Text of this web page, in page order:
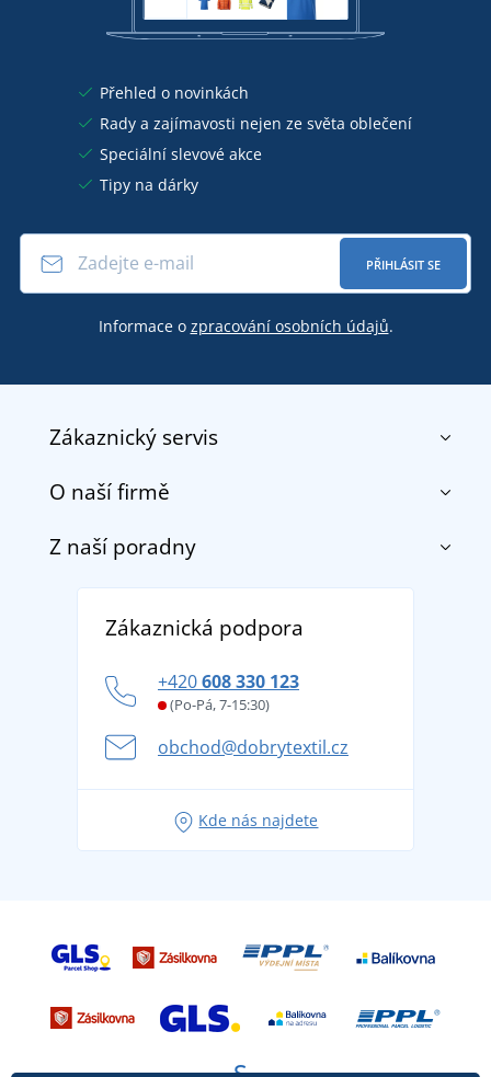
Přehled o novinkách
Rady a zajímavosti nejen ze světa oblečení
Speciální slevové akce
Tipy na dárky
PŘIHLÁSIT SE
Informace o zpracování osobních údajů.
Zákaznický servis
Kontakt
Doprava a platba
Vrácení zboží a reklamace
Potisk a výšivka
Věrnostní program BONTIS +
O naší firmě
O nás
DobrýTextil pro firmy a organizace
Z naší poradny
tradicí od roku 1976
Letní dobrodružství začíná balením aneb připravte
se na dovolenou bez starostí
Tipy na svěží outfity pro pohodové léto
Zákaznická podpora
+420608 330 123
(Po-Pá, 7-15:30)
obchod@dobrytextil.cz
Kde nás najdete